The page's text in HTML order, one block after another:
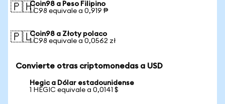
🇵🇭Coin98 a Peso Filipino
1 C98 equivale a 0,919 ₱
🇵🇱Coin98 a Złoty polaco
1 C98 equivale a 0,0562 zł
Convierte otras criptomonedas a USD
Hegic a Dólar estadounidense
1 HEGIC equivale a 0,0141 $